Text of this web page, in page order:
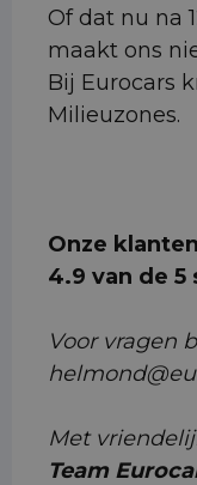
Of dat nu na
maakt ons
Bij Eurocars
Milieuzones.
Onze
4.9 van de 5
Voor vragen
Met
Team